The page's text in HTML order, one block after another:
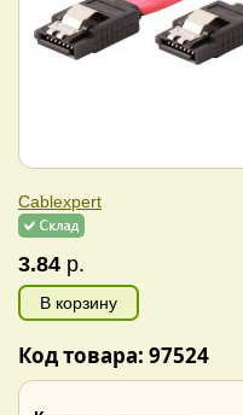
Cablexpert
3.84 р.
В корзину
Код товара: 97524